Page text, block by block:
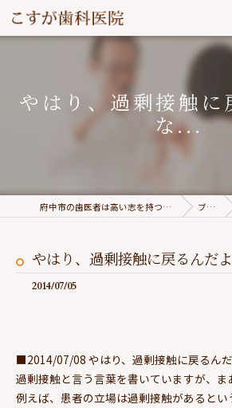
やはり、過剰接触に
な...
府中市の歯医者は高い志を持つこすが歯科医院 ブログ
やはり、過剰接触に戻るんだ
2014/07/05
■2014/07/08 やはり、過剰接触に戻るん
過剰接触と言う言葉を書いていますが、ま
例えば、患者の立場は過剰接触があると